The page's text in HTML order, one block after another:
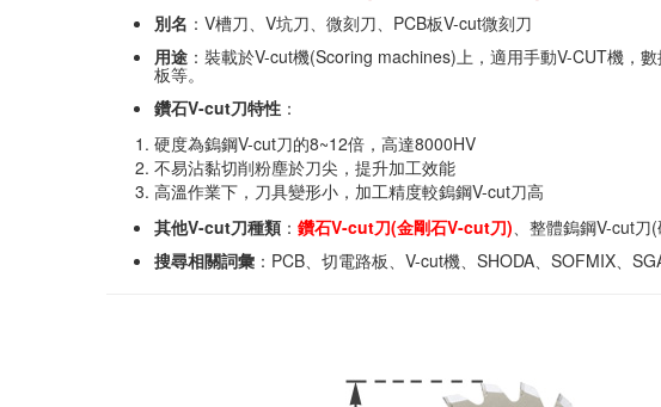
別名 ：V槽刀、V坑刀、微刻刀、PCB板V-cut微刻刀
用途 ：裝載於V-cut機(Scoring machines)上，適用手動V-CUT機，
板等。
鑽石V-cut刀特性 ：
硬度為鎢鋼V-cut刀的8~12倍，高達8000HV
不易沾黏切削粉塵於刀尖，提升加工效能
高溫作業下，刀具變形小，加工精度較鎢鋼V-cut刀高
其他V-cut刀種類 ： 鑽石V-cut刀(金剛石V-cut刀)、整體鎢鋼V-cut刀
搜尋相關詞彙 ：PCB、切電路板、V-cut機、SHODA、SOFMIX、